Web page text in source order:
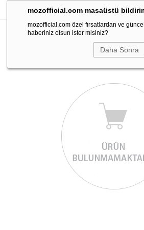
mozofficial.com masaüstü
mozofficial.com özel fırsatlardan ve
haberiniz olsun ister misiniz?
Daha Sonra